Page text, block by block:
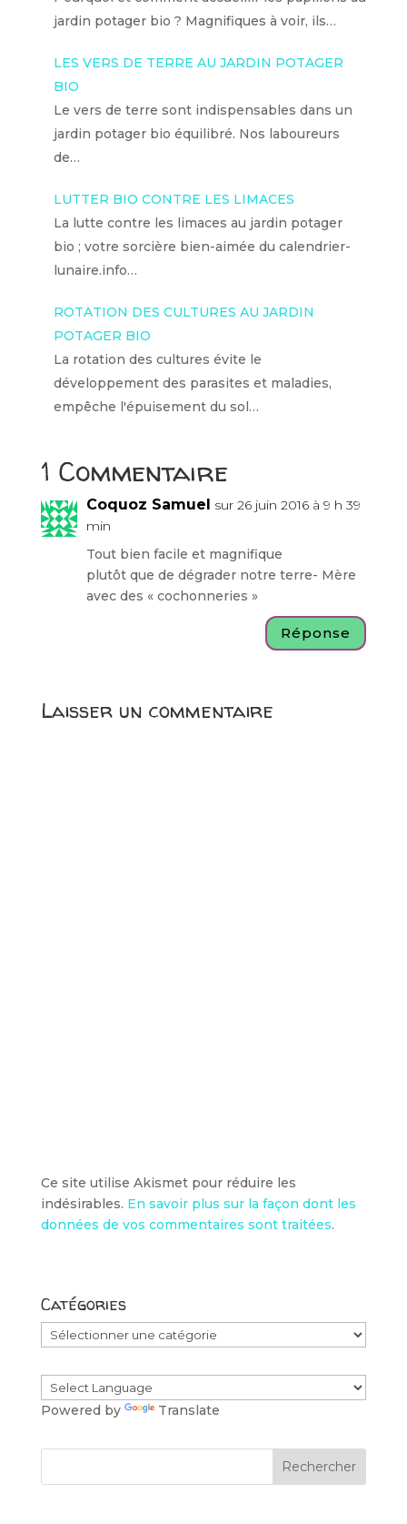
jardin potager bio ? Magnifiques à voir, ils…
LES VERS DE TERRE AU JARDIN POTAGER
BIO
Le vers de terre sont indispensables dans un
jardin potager bio équilibré. Nos laboureurs
de…
LUTTER BIO CONTRE LES LIMACES
La lutte contre les limaces au jardin potager
bio ; votre sorcière bien-aimée du calendrier-
lunaire.info…
ROTATION DES CULTURES AU JARDIN
POTAGER BIO
La rotation des cultures évite le
développement des parasites et maladies,
empêche l'épuisement du sol…
1 Commentaire
Coquoz Samuel sur 26 juin 2016 à 9 h 39
min
Tout bien facile et magnifique
plutôt que de dégrader notre terre- Mère
avec des « cochonneries »
Réponse
Laisser un commentaire
Ce site utilise Akismet pour réduire les
indésirables. En savoir plus sur la façon dont les
données de vos commentaires sont traitées.
Catégories
Catégories
Powered by Translate